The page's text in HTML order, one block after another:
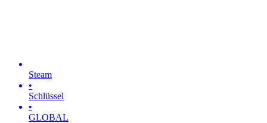
Steam
•
Schlüssel
•
GLOBAL